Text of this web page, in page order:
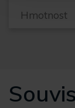
Hmotnost